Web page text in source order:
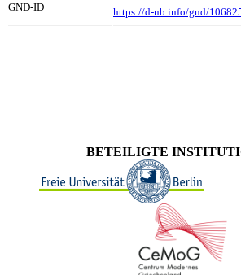
GND-ID https://d-nb.info/gnd/
BETEILIGTE